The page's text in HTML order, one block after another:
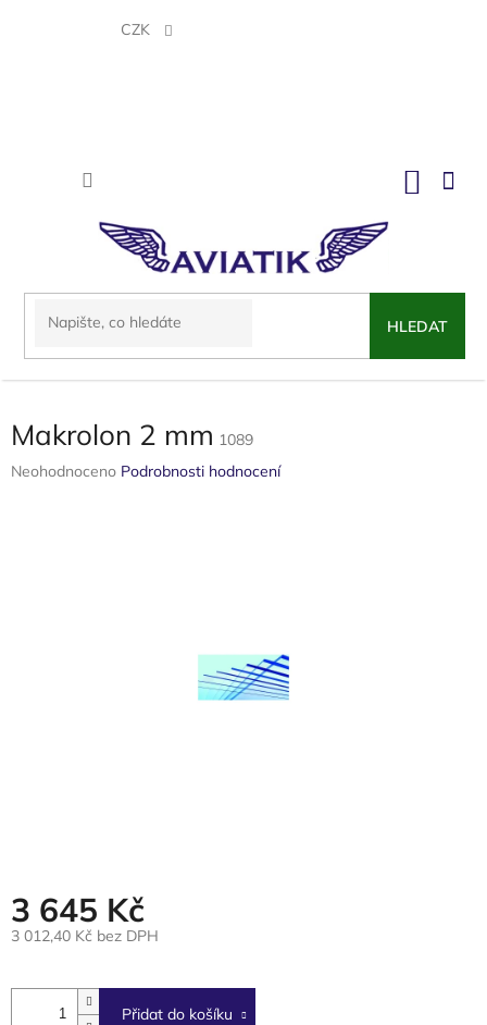
CZK
HLEDAT
Makrolon 2 mm 1089
Průměrné
Neohodnoceno Podrobnosti hodnocení
3 645 Kč
3 012,40 Kč bez DPH
cena:
Přidat do košíku